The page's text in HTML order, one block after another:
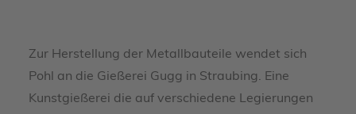
Zur Herstellung der Metallbauteile wendet sich
Pohl an die Gießerei Gugg in Straubing. Eine
Kunstgießerei die auf verschiedene Legierungen